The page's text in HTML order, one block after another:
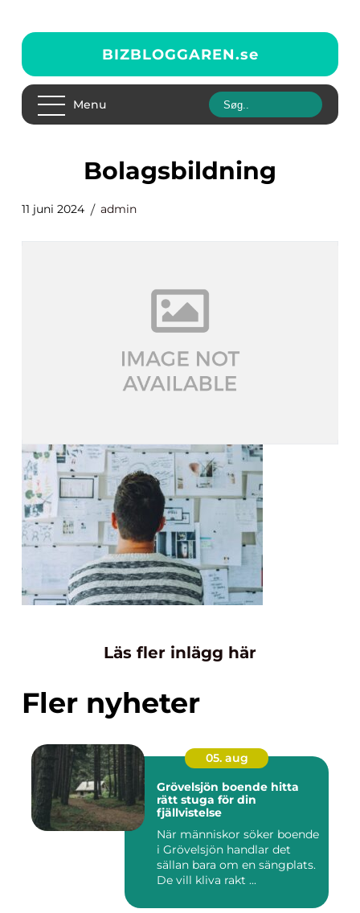
BIZBLOGGAREN.se
Menu
bolagsbildning
11 juni 2024 admin
Läs fler inlägg här
Fler nyheter
05. aug
Grövelsjön boende hitta
rätt stuga för din
fjällvistelse
När människor söker boende
i Grövelsjön handlar det
sällan bara om en sängplats.
De vill kliva rakt ...